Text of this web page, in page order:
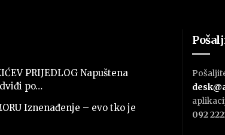
PRIJEDLOG Napuštena
po…
Iznenađenje – evo tko je
092